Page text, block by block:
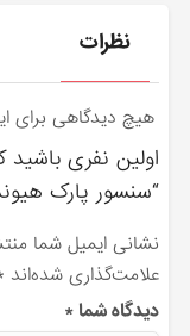
نظرات
هیچ دیدگاهی
اولین نفری
“سنسور پارک
نشانی ایمیل شما
علامت‌گذاری شده‌اند
دیدگاه شما*